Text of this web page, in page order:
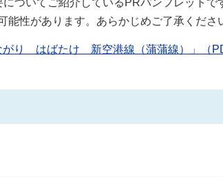
ついてご紹介しているPRパンフレットで
能性があります。あらかじめご了承くださ
がり はばたけ 新空港線（蒲蒲線）」（